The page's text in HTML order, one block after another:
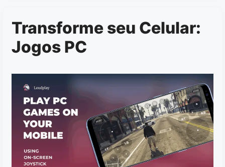
Transforme seu Celular:
Jogos PC